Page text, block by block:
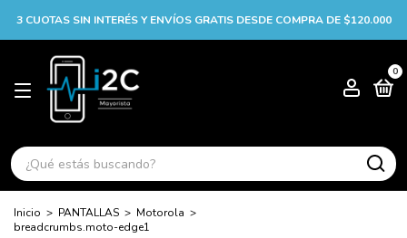
3 CUOTAS SIN INTERÉS Y ENVÍOS GRATIS DESDE COMPRA DE $120.000
0
Inicio > PANTALLAS > Motorola >
breadcrumbs.moto-edge1